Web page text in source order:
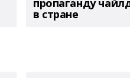
пропаганду
в стране